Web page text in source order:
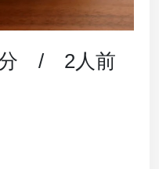
分 / 2人前